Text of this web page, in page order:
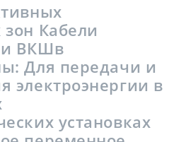
Кабели
ВКШв
Для передачи и
электроэнергии в
установках